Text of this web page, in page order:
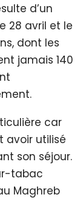
d’un
28 avril et le
dont les
jamais 140
car
avoir utilisé
son séjour.
tabac
Maghreb